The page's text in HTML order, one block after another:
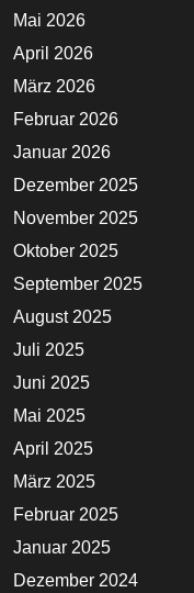
Mai 2026
April 2026
März 2026
Februar 2026
Januar 2026
Dezember 2025
November 2025
Oktober 2025
September 2025
August 2025
Juli 2025
Juni 2025
Mai 2025
April 2025
März 2025
Februar 2025
Januar 2025
Dezember 2024